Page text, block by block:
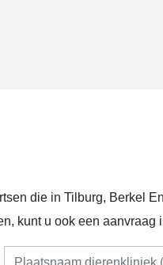
die in Tilburg, Berkel
kunt u ook een aanvraag